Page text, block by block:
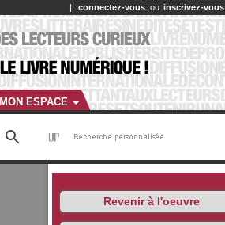
| connectez-vous ou inscrivez-vous
MON ESPACE
Revenir à l'oeuvre